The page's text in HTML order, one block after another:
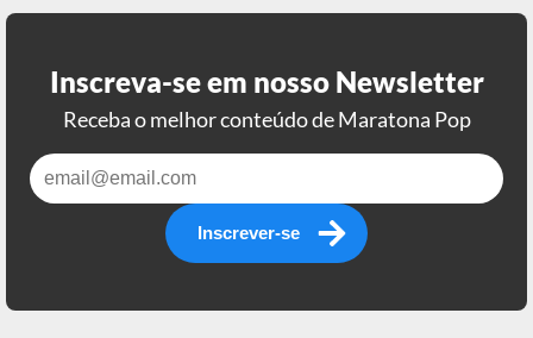
Inscreva-se em nosso Newsletter
Receba o melhor conteúdo de Maratona Pop
Inscrever-se